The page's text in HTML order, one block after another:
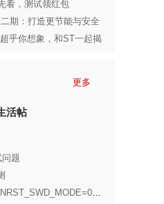
+全场包邮
看，测试领红包
期：打造更节能与安全
乎你想象，和ST一起揭
更多
活帖
题
CIU32F003 20pin 设置NRST_SWD_MODE=0x11的问题